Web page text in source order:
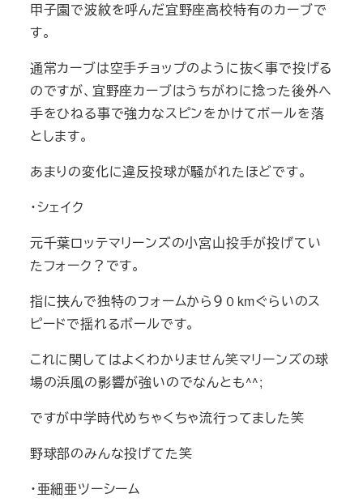
甲子園で波紋を呼んだ宜野座高校特有のカーブで
す。
通常カーブは空手チョップのように抜く事で投げる
のですが、宜野座カーブはうちがわに捻った後外へ
手をひねる事で強力なスピンをかけてボールを落
とします。
あまりの変化に違反投球が騒がれたほどです。
・シェイク
元千葉ロッテマリーンズの小宮山投手が投げてい
たフォーク？です。
指に挟んで独特のフォームから９０kmぐらいのス
ピードで揺れるボールです。
これに関してはよくわかりません笑マリーンズの球
場の浜風の影響が強いのでなんとも^^;
ですが中学時代めちゃくちゃ流行ってました笑
野球部のみんな投げてた笑
・亜細亜ツーシーム